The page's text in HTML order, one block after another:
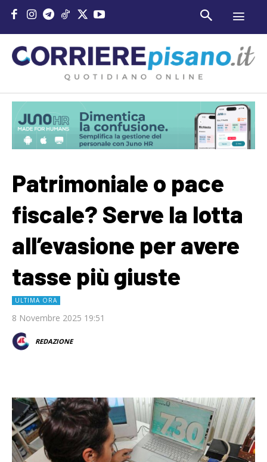
Patrimoniale o pace
fiscale? Serve la lotta
all’evasione per avere
tasse più giuste
ULTIMA ORA
8 Novembre 2025 19:51
REDAZIONE